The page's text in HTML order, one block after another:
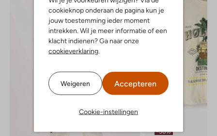
cookieknop onderaan de pagina kun je
jouw toestemming ieder moment
intrekken. Wil je meer informatie of een
klacht indienen? Ga naar onze
cookieverklaring.
Weigeren Accepteren
Cookie-instellingen
-50%